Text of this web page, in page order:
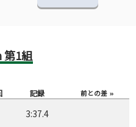
第1組
記録 前との差
3:37.4